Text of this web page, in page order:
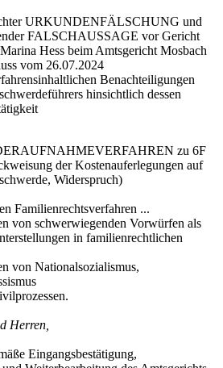
URKUNDENFÄLSCHUNG und
FALSCHAUSSAGE vor Gericht
Hess beim Amtsgericht Mosbach
vom 26.07.2024
Benachteiligungen
hinsichtlich dessen
zu 6F
der Kostenauferlegungen auf
Widerspruch)
Familienrechtsverfahren ...
von schwerwiegenden Vorwürfen als
in familienrechtlichen
von Nationalsozialismus,
Herren,
Eingangsbestätigung,